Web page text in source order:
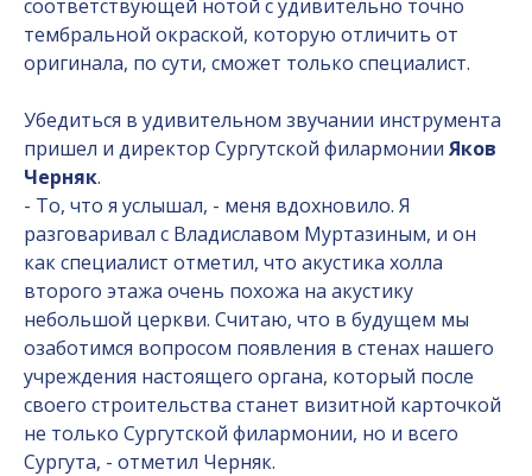
соответствующей нотой с удивительно точно
тембральной окраской, которую отличить от
оригинала, по сути, сможет только специалист.
Убедиться в удивительном звучании инструмента
пришел и директор Сургутской филармонии Яков
Черняк.
- То, что я услышал, - меня вдохновило. Я
разговаривал с Владиславом Муртазиным, и он
как специалист отметил, что акустика холла
второго этажа очень похожа на акустику
небольшой церкви. Считаю, что в будущем мы
озаботимся вопросом появления в стенах нашего
учреждения настоящего органа, который после
своего строительства станет визитной карточкой
не только Сургутской филармонии, но и всего
Сургута, - отметил Черняк.